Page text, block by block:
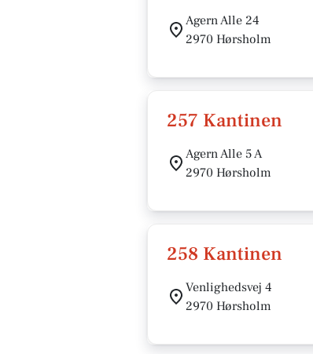
Agern Alle 24
2970 Hørsholm
257 Kantinen
Agern Alle 5 A
2970 Hørsholm
258 Kantinen
Venlighedsvej 4
2970 Hørsholm